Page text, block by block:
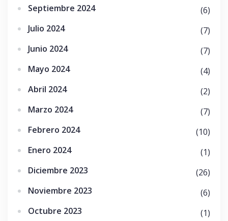
Septiembre 2024
(6)
Julio 2024
(7)
Junio 2024
(7)
Mayo 2024
(4)
Abril 2024
(2)
Marzo 2024
(7)
Febrero 2024
(10)
Enero 2024
(1)
Diciembre 2023
(26)
Noviembre 2023
(6)
Octubre 2023
(1)